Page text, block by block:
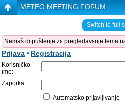
METEO MEETING FORUM
Switch to full
Nemaš dopuštenje za pregledavanje tema
Prijava • Registracija
Korisničko
ime:
Zaporka:
Automatsko prijavljivanje